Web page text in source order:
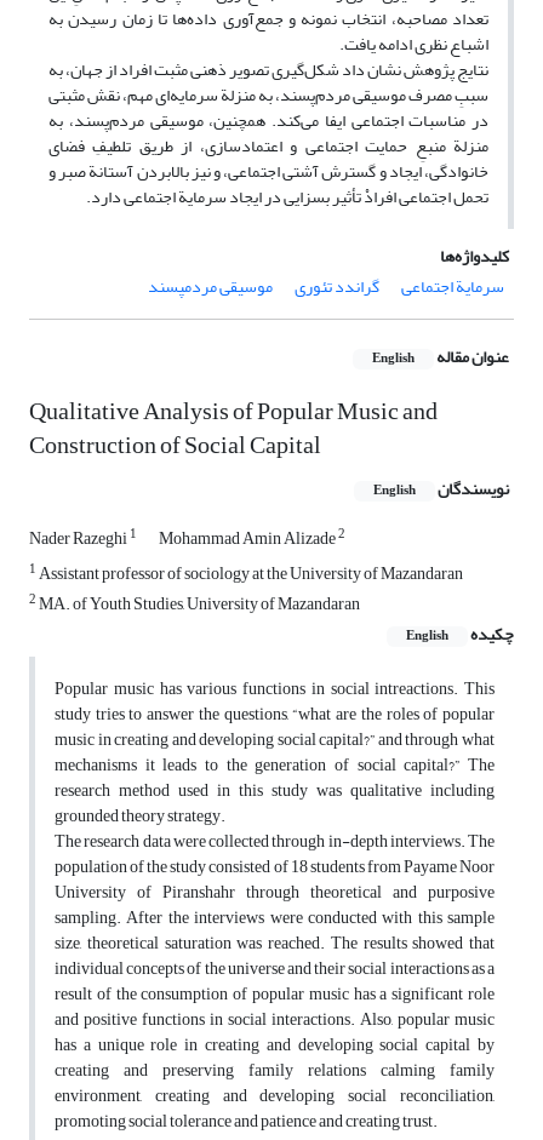
تعداد مصاحبه، انتخاب نمونه و جمع‌آوری داده‌ها تا زمان رسیدن به
اشباع نظری ادامه یافت.
نتایج پژوهش نشان داد شکل‌گیری تصویر ذهنی مثبت افراد از جهان، به
سببِ مصرف موسیقی مردم‌پسند، به منزلة سرمایه‌ای مهم، نقش مثبتی
در مناسبات اجتماعی ایفا می‌کند. همچنین، موسیقی مردم‌پسند، به
منزلة منبعِ حمایت اجتماعی و اعتمادسازی، از طریق تلطیفِ فضای
خانوادگی، ایجاد و گسترش آشتی اجتماعی، و نیز بالابردن آستانة صبر و
تحمل اجتماعی افرادْ تأثیر بسزایی در ایجاد سرمایة اجتماعی دارد.
کلیدواژه‌ها
سرمایة اجتماعی
گراندد تئوری موسیقی مردم‏پسند
عنوان مقاله English
Qualitative Analysis of Popular Music and
Construction of Social Capital
نویسندگان English
Nader Razeghi1 Mohammad Amin Alizade2
1Assistant professor of sociology at the University of Mazandaran
2MA. of Youth Studies, University of Mazandaran
چکیده
English
Popular music has various functions in social intreactions. This
study tries to answer the questions, “what are the roles of popular
music in creating and developing social capital?” and through what
mechanisms it leads to the generation of social capital?” The
research method used in this study was qualitative including
grounded theory strategy.
The research data were collected through in-depth interviews. The
population of the study consisted of 18 students from Payame Noor
University of Piranshahr through theoretical and purposive
sampling. After the interviews were conducted with this sample
size, theoretical saturation was reached. The results showed that
individual concepts of the universe and their social interactions as a
result of the consumption of popular music has a significant role
and positive functions in social interactions. Also, popular music
has a unique role in creating and developing social capital by
creating and preserving family relations calming family
environment, creating and developing social reconciliation,
promoting social tolerance and patience and creating trust.